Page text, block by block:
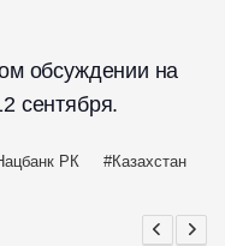
обсуждении на
сентября.
РК Казахстан